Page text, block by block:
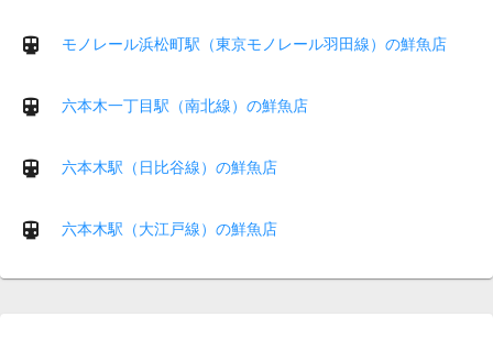
モノレール浜松町駅（東京モノレール羽田線）の鮮魚店
六本木一丁目駅（南北線）の鮮魚店
六本木駅（日比谷線）の鮮魚店
六本木駅（大江戸線）の鮮魚店